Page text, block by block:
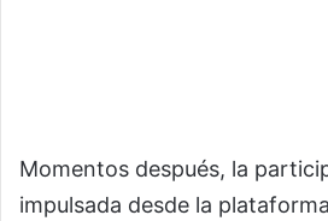
Momentos después, la
impulsada desde la